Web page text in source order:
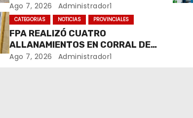
COMERCIALIZABA COCAÍNA Y
MARIHUANA EN UNA PLAZA
Ago 7, 2026 Administrador1
CATEGORIAS NOTICIAS PROVINCIALES
FPA REALIZÓ CUATRO
ALLANAMIENTOS EN CORRAL DE
BUSTOS-IFFLINGER
Ago 7, 2026 Administrador1